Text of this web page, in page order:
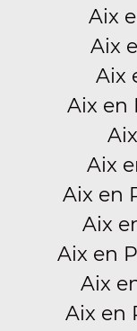
Aix
Aix
Aix
Aix en
Aix
Aix en
Aix
Aix en
Aix
Aix en